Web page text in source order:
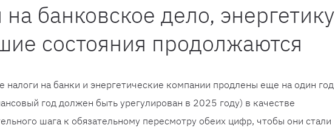
банковское дело, энергетику
состояния продолжаются
налоги на банки и энергетические компании продлены еще на один год
год должен быть урегулирован в 2025 году) в качестве
шага к обязательному пересмотру обеих цифр, чтобы они стали